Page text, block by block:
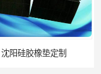
沈阳硅胶橡垫定制